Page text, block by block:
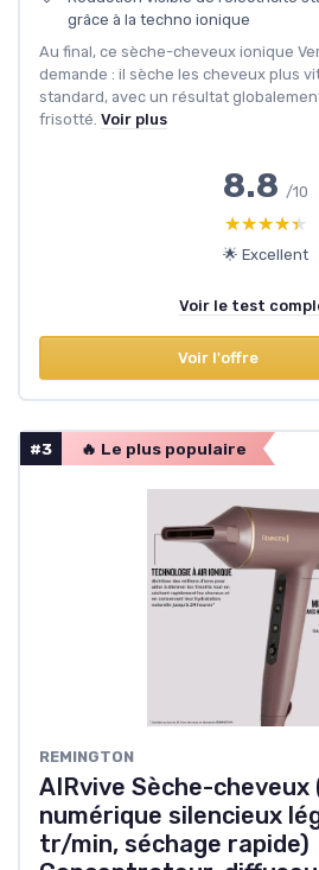
grâce à la techno ionique
Au final, ce sèche-cheveux ionique
demande : il sèche les cheveux plus
standard, avec un résultat
frisotté. Voir plus
8.8 /10
★★★★★
★★★★★
🌟 Excellent
Voir le test
Voir l'offre
#3 🔥 Le plus populaire
REMINGTON
AIRvive Sèche-
numérique silencieux
tr/min, séchage rapide)